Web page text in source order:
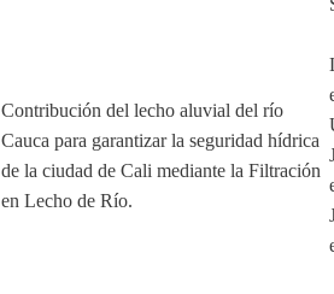
Contribución del lecho aluvial del río
Cauca para garantizar la seguridad hídrica
de la ciudad de Cali mediante la Filtración
en Lecho de Río.